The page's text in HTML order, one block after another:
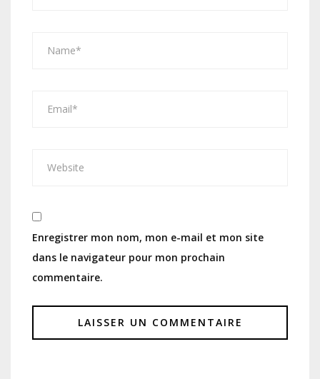
Enregistrer mon nom, mon e-mail et mon site
dans le navigateur pour mon prochain
commentaire.